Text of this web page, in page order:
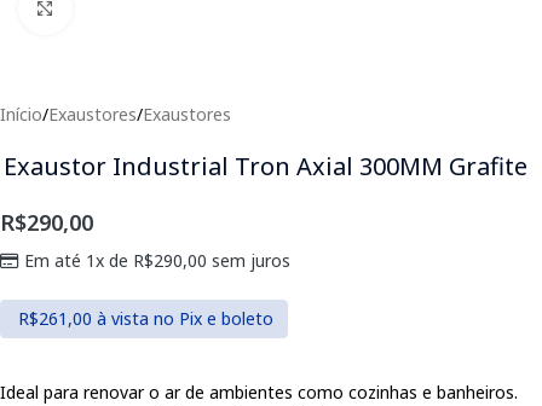
Início/Exaustores/Exaustores
Exaustor Industrial Tron Axial 300MM Grafite
R$290,00
Em até 1x de R$290,00 sem juros
R$261,00 à vista no Pix e boleto
Ideal para renovar o ar de ambientes como cozinhas e banheiros.